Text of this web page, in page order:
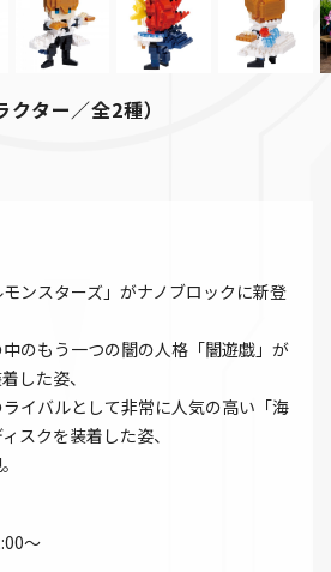
ター／全2種）
ンスターズ」がナノブロックに新登
のもう一つの闇の人格「闇遊戯」が
した姿、
イバルとして非常に人気の高い「海
スクを装着した姿、
～